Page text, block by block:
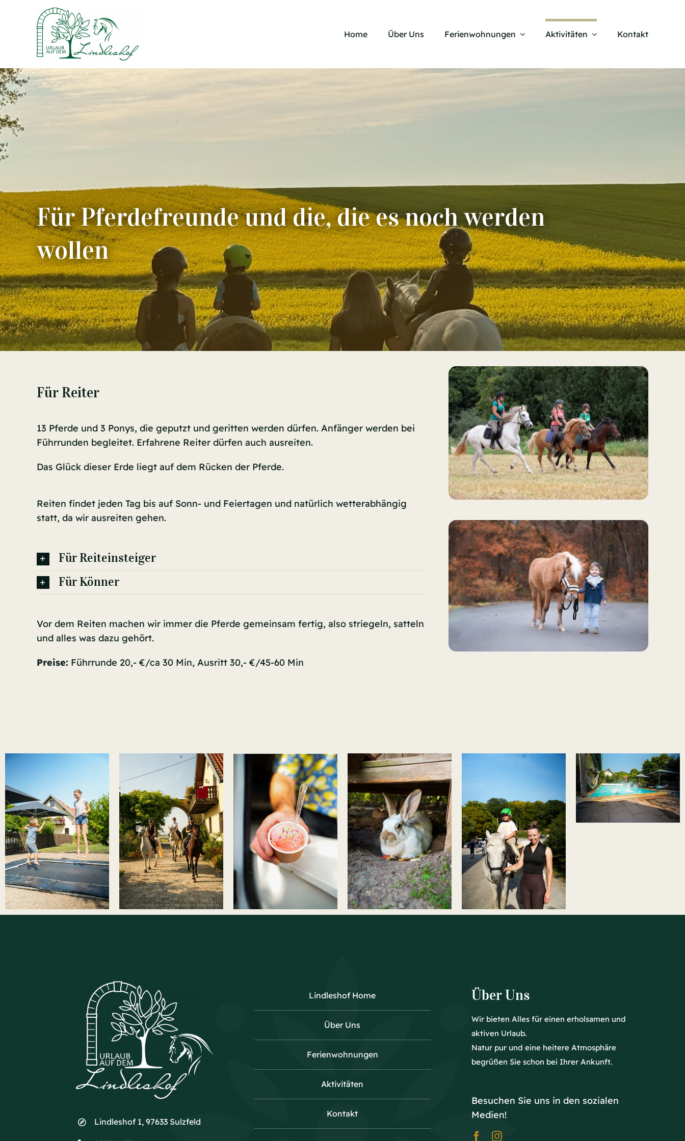
Home Über Uns Ferienwohnungen Aktivitäten Kontakt
Für Pferdefreunde und die, die es noch werden
wollen
Für Reiter
13 Pferde und 3 Ponys, die geputzt und geritten werden dürfen. Anfänger werden bei
Führrunden begleitet. Erfahrene Reiter dürfen auch ausreiten.
Das Glück dieser Erde liegt auf dem Rücken der Pferde.
Reiten findet jeden Tag bis auf Sonn- und Feiertagen und natürlich wetterabhängig
statt, da wir ausreiten gehen.
Für Reiteinsteiger
Für Könner
Vor dem Reiten machen wir immer die Pferde gemeinsam fertig, also striegeln, satteln
und alles was dazu gehört.
Preise: Führrunde 20,- €/ca 30 Min, Ausritt 30,- €/45-60 Min
Lindleshof 1, 97633 Sulzfeld
Lindleshof Home
Über Uns
Ferienwohnungen
Aktivitäten
Kontakt
Über Uns
Wir bieten Alles für einen erholsamen und
aktiven Urlaub.
Natur pur und eine heitere Atmosphäre
begrüßen Sie schon bei Ihrer Ankunft.
Besuchen Sie uns in den sozialen
Medien!